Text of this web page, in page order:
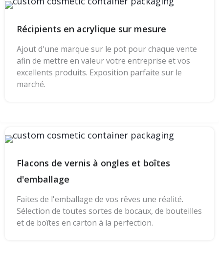
Récipients en acrylique sur mesure
Ajout d'une marque sur le pot pour chaque vente
afin de mettre en valeur votre entreprise et vos
excellents produits. Exposition parfaite sur le
marché.
Flacons de vernis à ongles et boîtes
d'emballage
Faites de l'emballage de vos rêves une réalité.
Sélection de toutes sortes de bocaux, de bouteilles
et de boîtes en carton à la perfection.